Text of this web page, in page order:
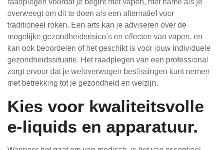
raadplegen voordat je begint met vapen, met name als je
overweegt om dit te doen als een alternatief voor
traditioneel roken. Een arts kan je adviseren over de
mogelijke gezondheidsrisico’s en effecten van vapen, en
kan ook beoordelen of het geschikt is voor jouw individuele
gezondheidssituatie. Het raadplegen van een professional
zorgt ervoor dat je weloverwogen beslissingen kunt nemen
met betrekking tot je gezondheid en welzijn.
Kies voor kwaliteitsvolle
e-liquids en apparatuur.